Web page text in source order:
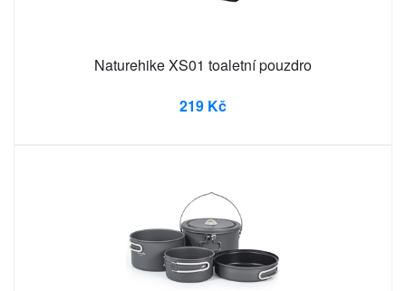
Naturehike XS01 toaletní pouzdro
219 Kč